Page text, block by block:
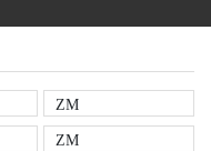
ZM
ZM